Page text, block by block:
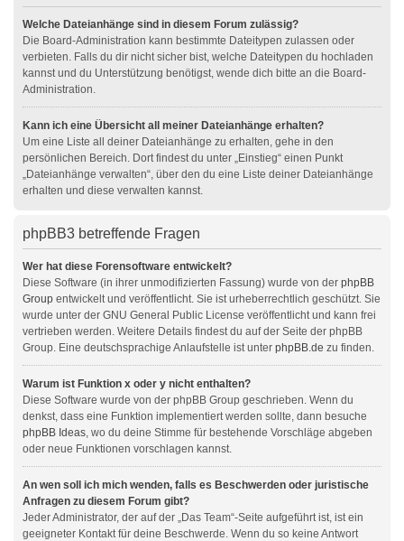
Welche Dateianhänge sind in diesem Forum zulässig?
Die Board-Administration kann bestimmte Dateitypen zulassen oder
verbieten. Falls du dir nicht sicher bist, welche Dateitypen du hochladen
kannst und du Unterstützung benötigst, wende dich bitte an die Board-
Administration.
Kann ich eine Übersicht all meiner Dateianhänge erhalten?
Um eine Liste all deiner Dateianhänge zu erhalten, gehe in den
persönlichen Bereich. Dort findest du unter „Einstieg“ einen Punkt
„Dateianhänge verwalten“, über den du eine Liste deiner Dateianhänge
erhalten und diese verwalten kannst.
phpBB3 betreffende Fragen
Wer hat diese Forensoftware entwickelt?
Diese Software (in ihrer unmodifizierten Fassung) wurde von der phpBB
Group entwickelt und veröffentlicht. Sie ist urheberrechtlich geschützt. Sie
wurde unter der GNU General Public License veröffentlicht und kann frei
vertrieben werden. Weitere Details findest du auf der Seite der phpBB
Group. Eine deutschsprachige Anlaufstelle ist unter phpBB.de zu finden.
Warum ist Funktion x oder y nicht enthalten?
Diese Software wurde von der phpBB Group geschrieben. Wenn du
denkst, dass eine Funktion implementiert werden sollte, dann besuche
phpBB Ideas, wo du deine Stimme für bestehende Vorschläge abgeben
oder neue Funktionen vorschlagen kannst.
An wen soll ich mich wenden, falls es Beschwerden oder juristische
Anfragen zu diesem Forum gibt?
Jeder Administrator, der auf der „Das Team“-Seite aufgeführt ist, ist ein
geeigneter Kontakt für deine Beschwerde. Wenn du so keine Antwort